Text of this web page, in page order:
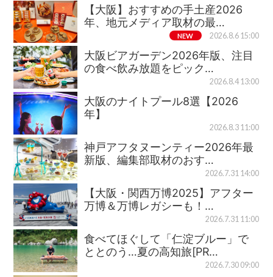
【大阪】おすすめの手土産2026
年、地元メディア取材の最…
NEW 2026.8.6 15:00
大阪ビアガーデン2026年版、注目
の食べ飲み放題をピック…
2026.8.4 13:00
大阪のナイトプール8選【2026
年】
2026.8.3 11:00
神戸アフタヌーンティー2026年最
新版、編集部取材のおす…
2026.7.31 14:00
【大阪・関西万博2025】アフター
万博＆万博レガシーも！…
2026.7.31 11:00
食べてほぐして「仁淀ブルー」で
ととのう…夏の高知旅[PR…
2026.7.30 09:00